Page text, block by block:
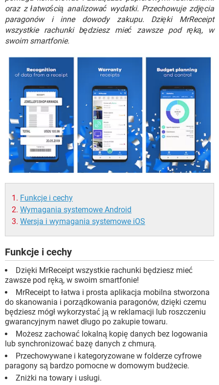
WINDOWS 10
oraz z łatwością analizować wydatki. Przechowuje zdjęcia
paragonów i inne dowody zakupu. Dzięki MrReceipt
wszystkie rachunki będziesz mieć zawsze pod ręką, w
swoim smartfonie.
Funkcje i cechy
Wymagania systemowe Android
Wersja i wymagania systemowe iOS
Funkcje i cechy
Dzięki MrReceipt wszystkie rachunki będziesz mieć
zawsze pod ręką, w swoim smartfonie!
MrReceipt to łatwa i prosta aplikacja mobilna stworzona
do skanowania i porządkowania paragonów, dzięki czemu
będziesz mógł wykorzystać ją w reklamacji lub roszczeniu
gwarancyjnym nawet długo po zakupie towaru.
Możesz zachować lokalną kopię danych bez logowania
lub synchronizować bazę danych z chmurą.
Przechowywane i kategoryzowane w folderze cyfrowe
paragony są bardzo pomocne w domowym budżecie.
Zniżki na towary i usługi.